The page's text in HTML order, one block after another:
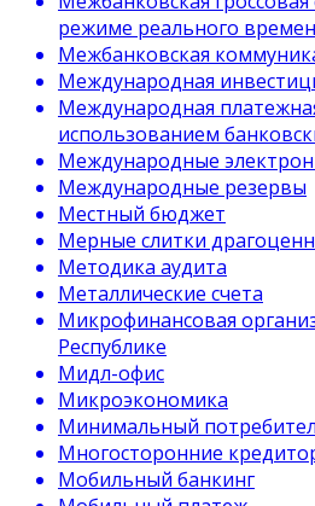
режиме реального
Межбанковская
Международная
Международная
использованием
Международные
Международные резервы
Местный бюджет
Мерные слитки
Методика аудита
Металлические счета
Микрофинансовая
Республике
Мидл-офис
Микроэкономика
Минимальный
Многосторонние
Мобильный банкинг